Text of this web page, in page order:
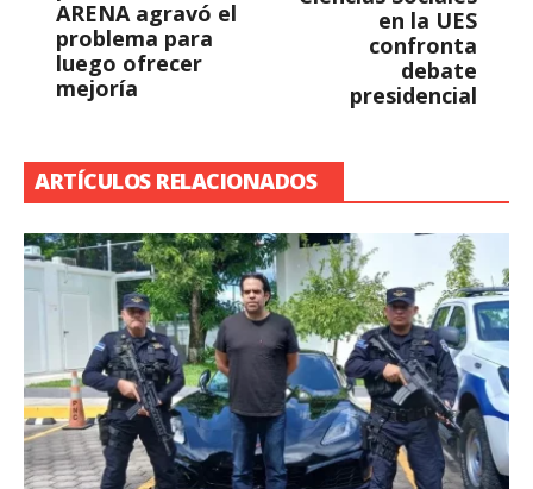
ARENA agravó el
problema para
luego ofrecer
mejoría
en la UES
confronta
debate
presidencial
ARTÍCULOS RELACIONADOS